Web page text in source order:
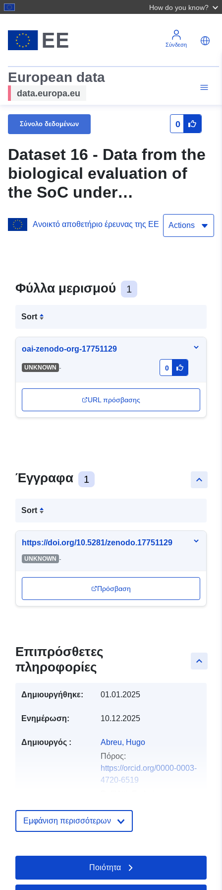
How do you know?
Σύνδεση
European data
data.europa.eu
Σύνολο δεδομένων 0
Dataset 16 - Data from the
biological evaluation of
the SoC under
spontaneous conditions -
Part 2Ανοικτό αποθετήριο έρευνας της ΕΕ Actions
Φύλλα μερισμού 1
Sort
oai-zenodo-org-17751129
UNKNOWN - 0
URL πρόσβασης
keyboard_arrow_up
Έγγραφα 1
Sort
https://doi.org/10.5281/zenodo.17751129
UNKNOWN -
Πρόσβαση
keyboard_arrow_up
Επιπρόσθετες
πληροφορίες
Δημιουργήθηκε: 01.01.2025
Ενημέρωση: 10.12.2025
Δημιουργός :
Abreu, Hugo
Πόρος:
https://orcid.org/0000-0003-
4720-6519
Nguyen, Thuy Duong
Αρχείο
Προστίθεται στο data.europa.eu:
Εμφάνιση περισσότερων
Ποιότητα